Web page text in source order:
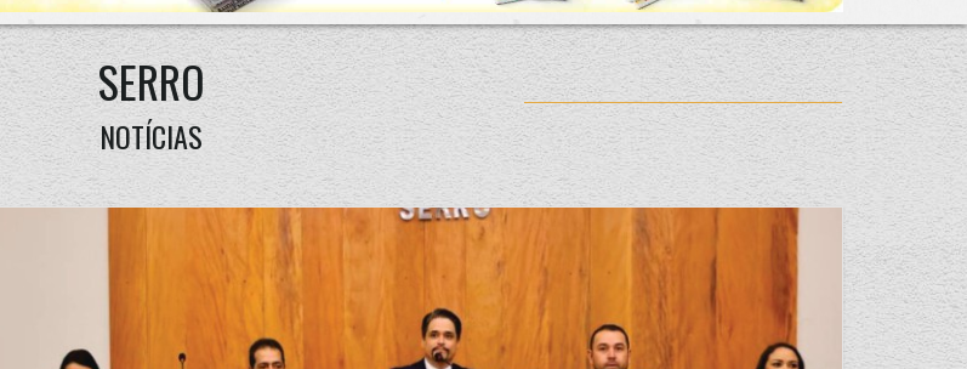
SERRO
NOTÍCIAS